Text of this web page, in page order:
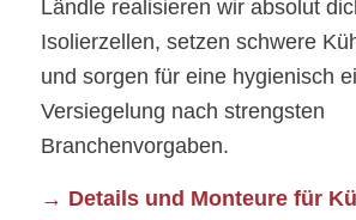
Ländle realisieren wir absolut
Isolierzellen, setzen schwere
und sorgen für eine hygienisch
Versiegelung nach strengsten
Branchenvorgaben.
→ Details und Monteure für